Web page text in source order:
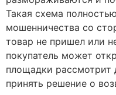
Такая схема
мошенничества со
товар не пришел или
покупатель может
площадки рассмотрит
принять решение о